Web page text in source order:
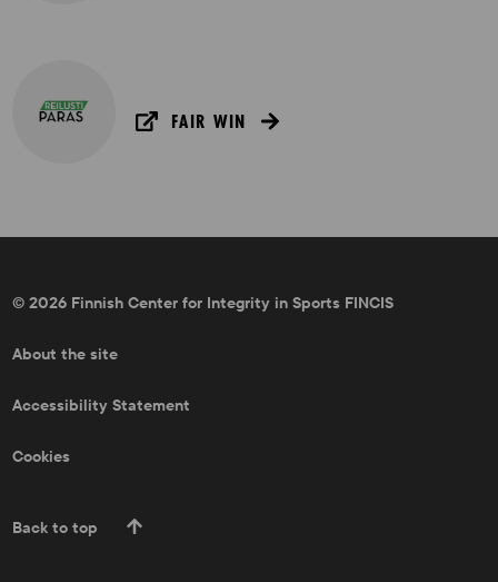
FAIR WIN
© 2026 Finnish Center for Integrity in Sports FINCIS
About the site
Accessibility Statement
Cookies
Back to top